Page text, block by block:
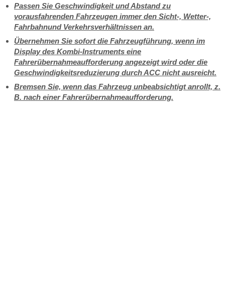
Passen Sie Geschwindigkeit und Abstand zu
vorausfahrenden Fahrzeugen immer den Sicht-, Wetter-,
Fahrbahnund Verkehrsverhältnissen an.
Übernehmen Sie sofort die Fahrzeugführung, wenn im
Display des Kombi-Instruments eine
Fahrerübernahmeaufforderung angezeigt wird oder die
Geschwindigkeitsreduzierung durch ACC nicht ausreicht.
Bremsen Sie, wenn das Fahrzeug unbeabsichtigt anrollt, z.
B. nach einer Fahrerübernahmeaufforderung.